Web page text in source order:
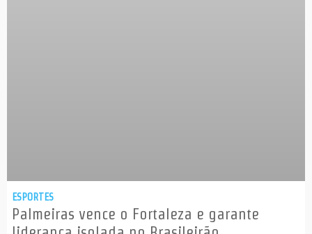
ESPORTES
Palmeiras vence o Fortaleza e garante